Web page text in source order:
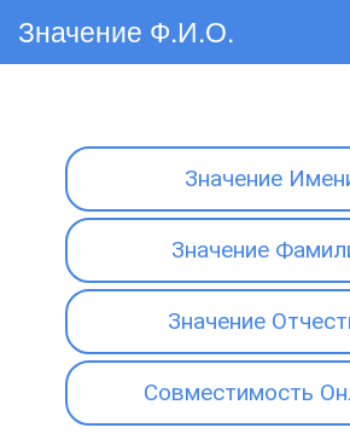
Значение Ф.И.О.
Значение
Значение
Значение
Совместимость